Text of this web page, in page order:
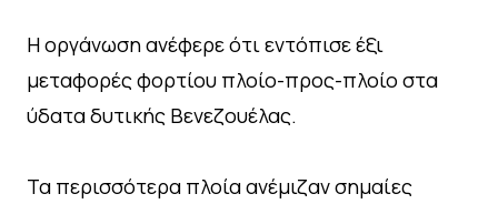
Η οργάνωση ανέφερε ότι εντόπισε έξι
μεταφορές φορτίου πλοίο-προς-πλοίο στα
ύδατα δυτικής Βενεζουέλας.
Τα περισσότερα πλοία ανέμιζαν σημαίες